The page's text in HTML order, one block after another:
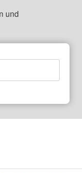
und